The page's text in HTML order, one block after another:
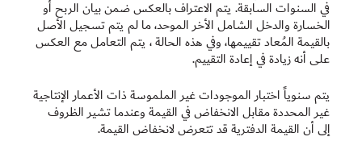
في السنوات السابقة. يتم الاعتراف بالعكس ضمن بيان الربح أو
الخسارة والدخل الشامل الأخر الموحد، ما لم يتم تسجيل الأصل
بالقيمة المُعاد تقييمها، وفي هذه الحالة ، يتم التعامل مع العكس
على أنه زيادة في إعادة التقييم.
يتم سنوياً اختبار الموجودات غير الملموسة ذات الأعمار الإنتاجية
غير المحددة مقابل الانخفاض في القيمة وعندما تشير الظروف
إلى أن القيمة الدفترية قد تتعرض لانخفاض القيمة.